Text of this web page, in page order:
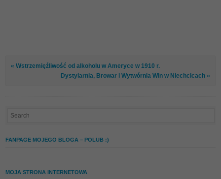
« Wstrzemięźliwość od alkoholu w Ameryce w 1910 r.
Dystylarnia, Browar i Wytwórnia Win w Niechcicach »
FANPAGE MOJEGO BLOGA – POLUB :)
MOJA STRONA INTERNETOWA